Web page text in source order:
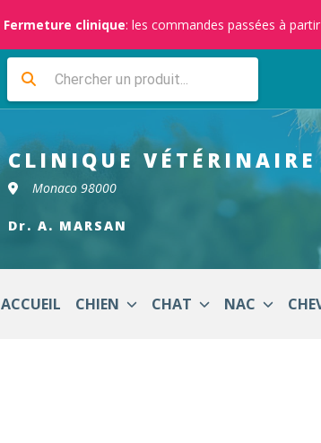
Fermeture clinique: les commandes passées à
CLINIQUE VÉTÉRINAIRE
Monaco 98000
Dr. A. MARSAN
ACCUEIL CHIEN CHAT NAC